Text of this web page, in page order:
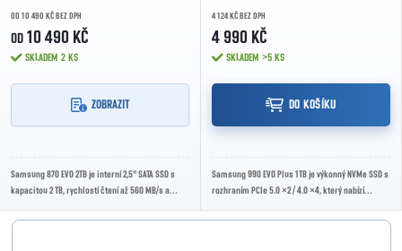
OD 10 490 KČ BEZ DPH
OD 10 490 KČ
SKLADEM 2 KS
ZOBRAZIT
Samsung 870 EVO 2TB je interní 2,5" SATA SSD s
kapacitou 2 TB, rychlostí čtení až 560 MB/s a
4 124 KČ BEZ DPH
4 990 KČ
SKLADEM >5 KS
DO KOŠÍKU
Samsung 990 EVO Plus 1TB je výkonný NVMe SSD s
rozhraním PCIe 5.0 ×2 / 4.0 ×4, který nabízí